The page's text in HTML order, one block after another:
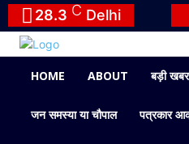
28.3 C Delhi
HOME ABOUT बड़ी खबर
जन समस्या या चौपाल पत्रकार